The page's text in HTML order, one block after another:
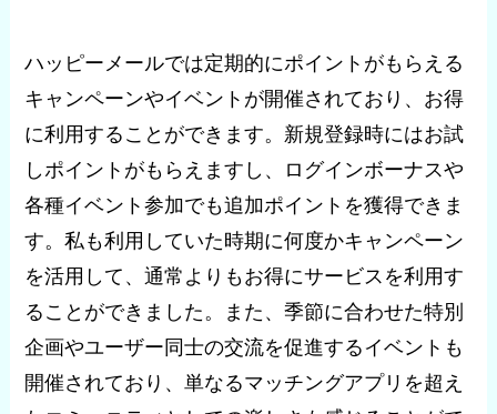
ハッピーメールでは定期的にポイントがもらえる
キャンペーンやイベントが開催されており、お得
に利用することができます。新規登録時にはお試
しポイントがもらえますし、ログインボーナスや
各種イベント参加でも追加ポイントを獲得できま
す。私も利用していた時期に何度かキャンペーン
を活用して、通常よりもお得にサービスを利用す
ることができました。また、季節に合わせた特別
企画やユーザー同士の交流を促進するイベントも
開催されており、単なるマッチングアプリを超え